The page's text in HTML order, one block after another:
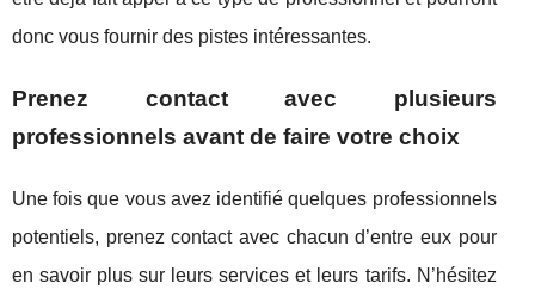
donc vous fournir des pistes intéressantes.
Prenez contact avec plusieurs
professionnels avant de faire votre choix
Une fois que vous avez identifié quelques professionnels
potentiels, prenez contact avec chacun d’entre eux pour
en savoir plus sur leurs services et leurs tarifs. N’hésitez